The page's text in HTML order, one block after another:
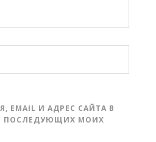
EMAIL И АДРЕС САЙТА В
ПОСЛЕДУЮЩИХ МОИХ